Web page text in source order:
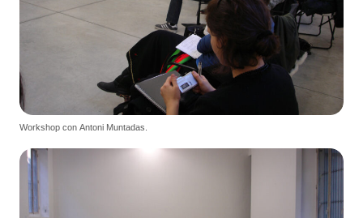
Workshop con Antoni Muntadas.